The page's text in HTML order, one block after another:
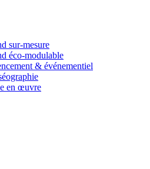
sur-mesure
éco-modulable
& événementiel
en œuvre